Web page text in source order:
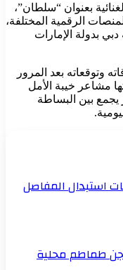
بعنوان “سلطان”،
الرقمية المختلفة،
بدولة الإمارات
وتوقعاته بعد المرور
مشاعر خيبة الأمل
يجمع بين البساطة
استبدال المفاصل
هجن طماطم محلية